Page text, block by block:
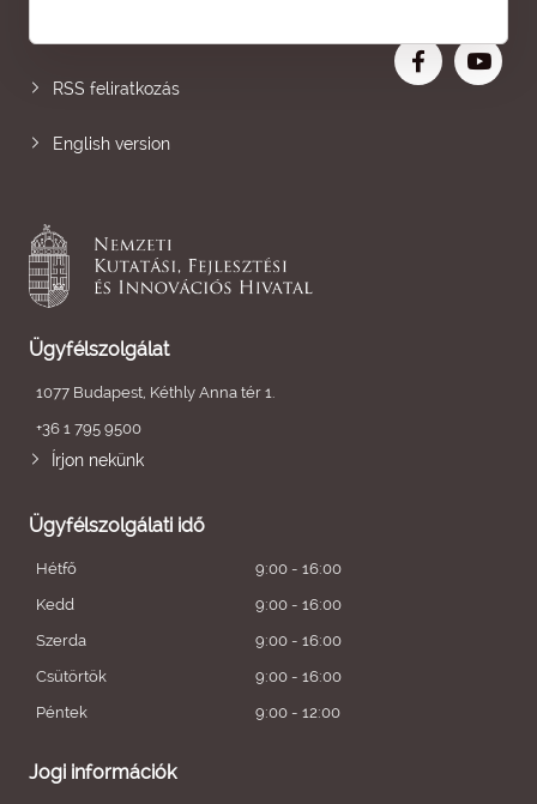
RSS feliratkozás
English version
Ügyfélszolgálat
1077 Budapest, Kéthly Anna tér 1.
+36 1 795 9500
Írjon nekünk
Ügyfélszolgálati idő
Hétfő
9:00 - 16:00
Kedd
9:00 - 16:00
Szerda
9:00 - 16:00
Csütörtök
9:00 - 16:00
Péntek
9:00 - 12:00
Jogi információk